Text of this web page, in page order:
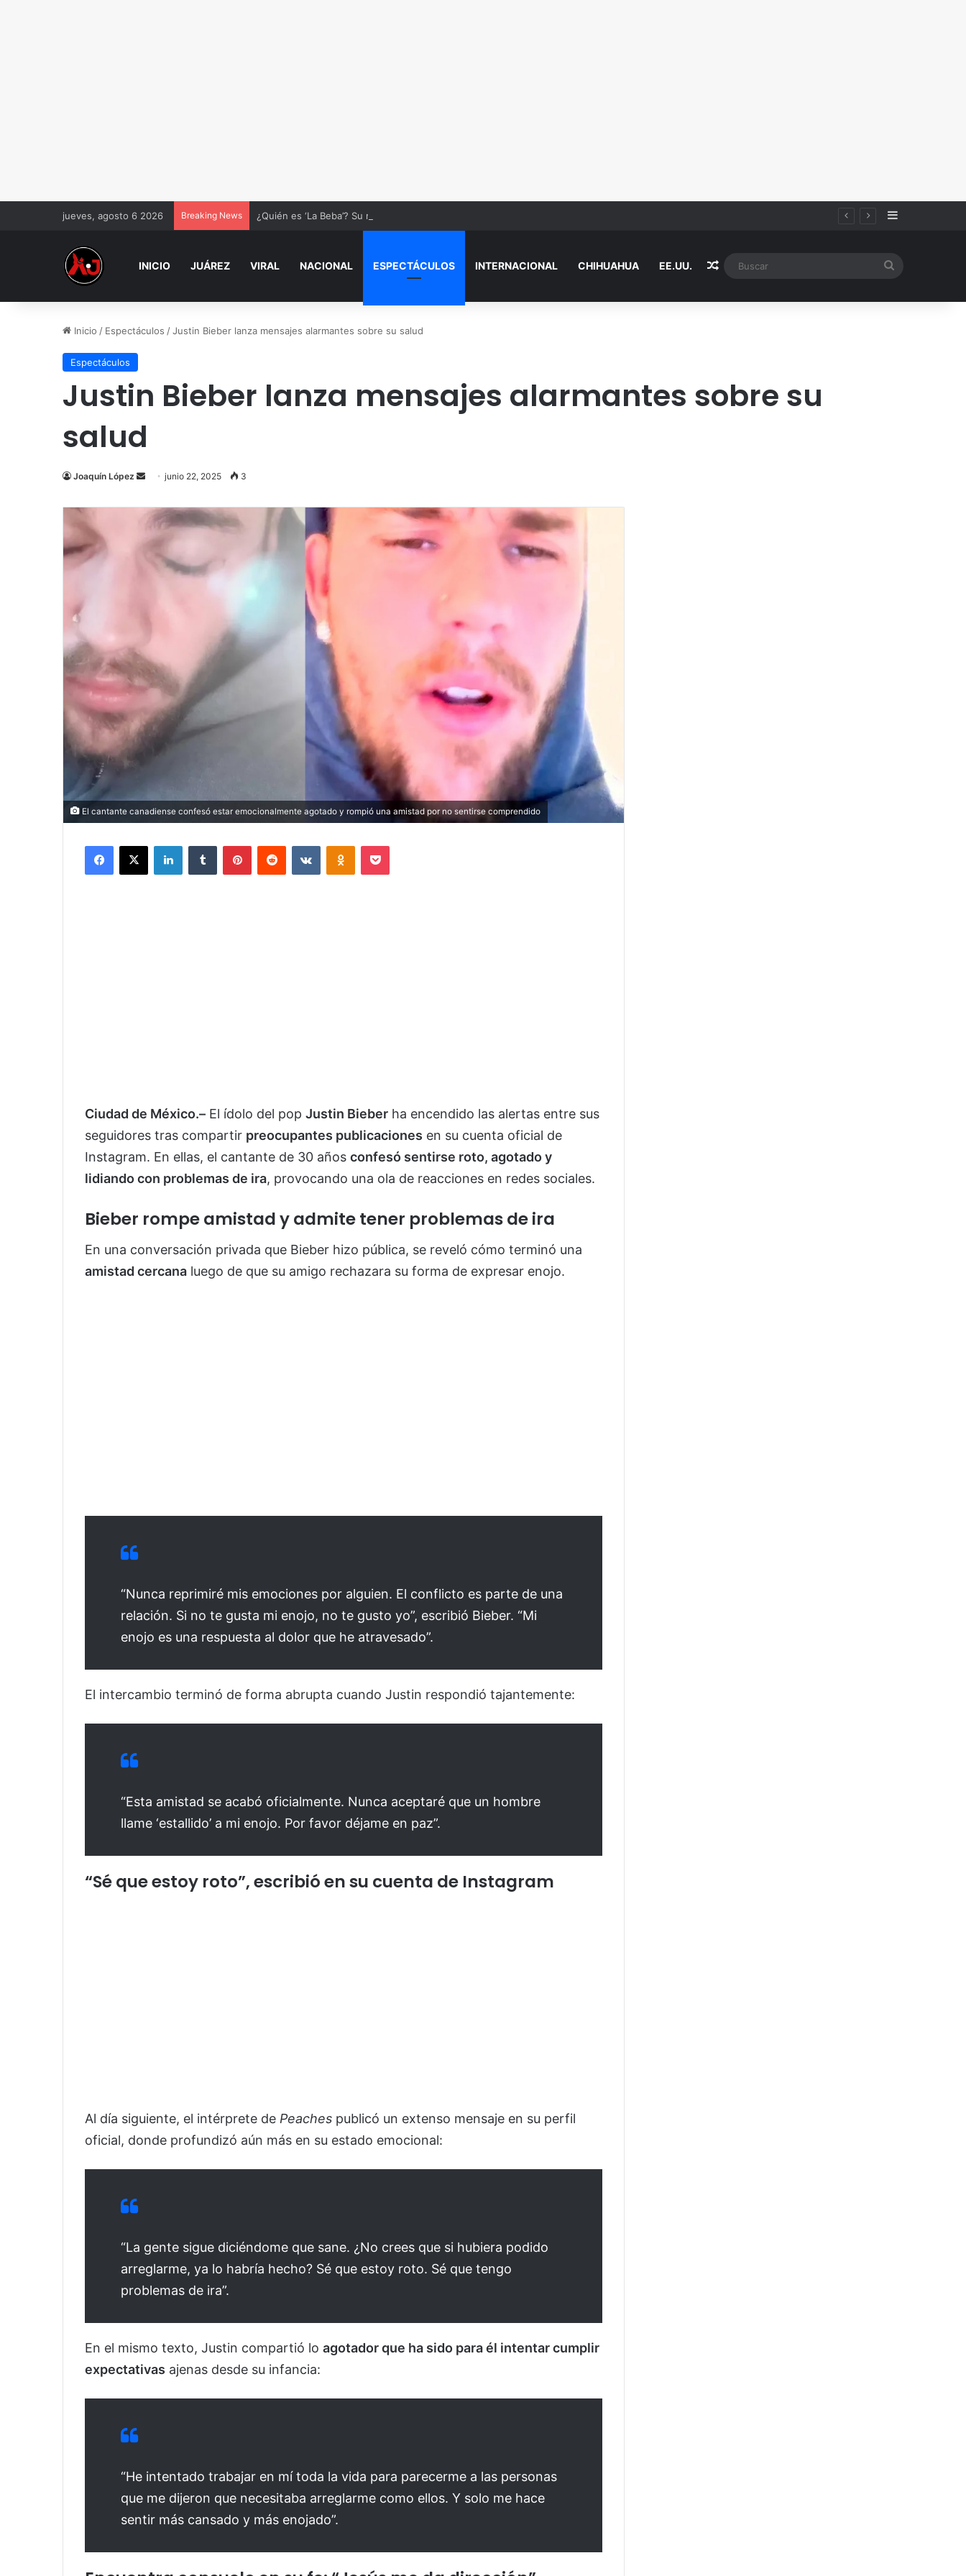
jueves, agosto 6 2026 Breaking News ¿Quién es ‘La Beba’? Su reacción en vivo tras la mu3rt3 de César Gastélum se viraliza Sidebar
INICIO JUÁREZ VIRAL NACIONAL ESPECTÁCULOS INTERNACIONAL CHIHUAHUA EE.UU. Random Article
Inicio / Espectáculos /Justin Bieber lanza mensajes alarmantes sobre su salud
Espectáculos
Justin Bieber lanza mensajes alarmantes sobre su
salud
Joaquín López
Send
email
junio 22, 2025 3
El cantante canadiense confesó estar emocionalmente agotado y rompió una amistad por no sentirse comprendido
Facebook
X LinkedInTumblr PinterestReddit VKontakteOdnoklassniki
Pocket
Ciudad de México.– El ídolo del pop Justin Bieber ha encendido las alertas entre sus
seguidores tras compartir preocupantes publicaciones en su cuenta oficial de
Instagram. En ellas, el cantante de 30 años confesó sentirse roto, agotado y
lidiando con problemas de ira, provocando una ola de reacciones en redes sociales.
Bieber rompe amistad y admite tener problemas de ira
En una conversación privada que Bieber hizo pública, se reveló cómo terminó una
amistad cercana luego de que su amigo rechazara su forma de expresar enojo.
“Nunca reprimiré mis emociones por alguien. El conflicto es parte de una
relación. Si no te gusta mi enojo, no te gusto yo”, escribió Bieber. “Mi
enojo es una respuesta al dolor que he atravesado”.
El intercambio terminó de forma abrupta cuando Justin respondió tajantemente:
“Esta amistad se acabó oficialmente. Nunca aceptaré que un hombre
llame ‘estallido’ a mi enojo. Por favor déjame en paz”.
“Sé que estoy roto”, escribió en su cuenta de Instagram
Al día siguiente, el intérprete de Peaches publicó un extenso mensaje en su perfil
oficial, donde profundizó aún más en su estado emocional:
“La gente sigue diciéndome que sane. ¿No crees que si hubiera podido
arreglarme, ya lo habría hecho? Sé que estoy roto. Sé que tengo
problemas de ira”.
En el mismo texto, Justin compartió lo agotador que ha sido para él intentar cumplir
expectativas ajenas desde su infancia:
“He intentado trabajar en mí toda la vida para parecerme a las personas
que me dijeron que necesitaba arreglarme como ellos. Y solo me hace
sentir más cansado y más enojado”.